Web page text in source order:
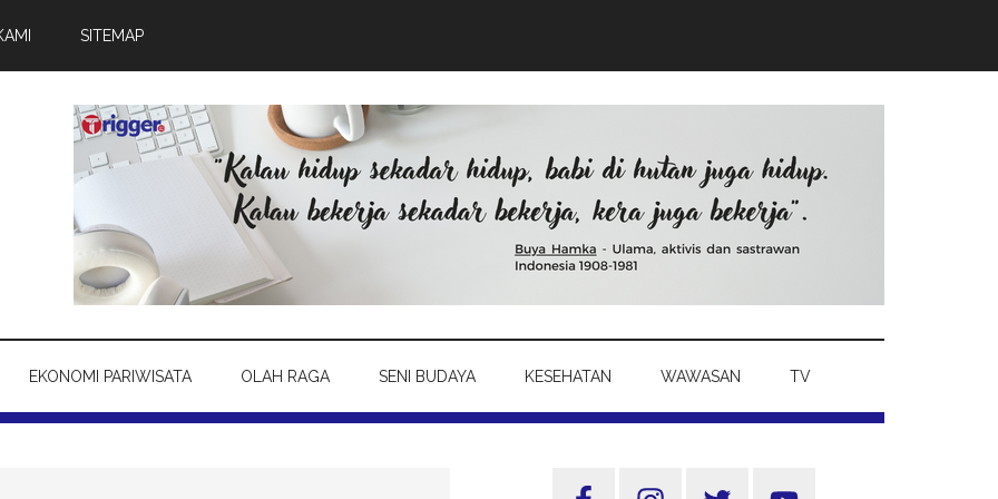
SITEMAP
EKONOMI PARIWISATA OLAH RAGA SENI BUDAYA KESEHATAN WAWASAN TV
Sidebar